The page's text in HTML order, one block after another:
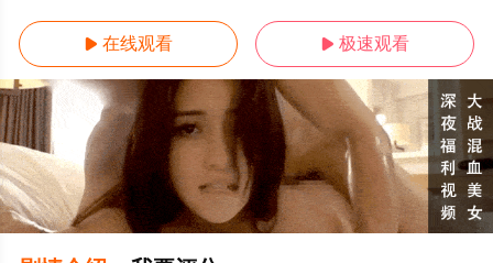
 在线观看  极速观看